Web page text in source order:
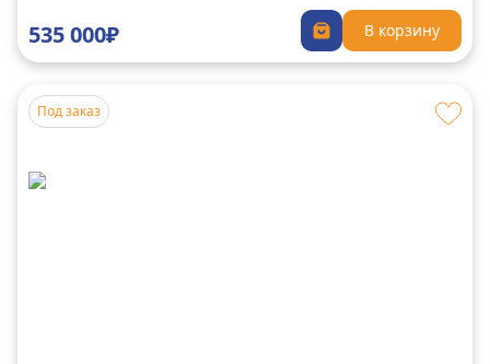
535 000₽ В корзину
Под заказ